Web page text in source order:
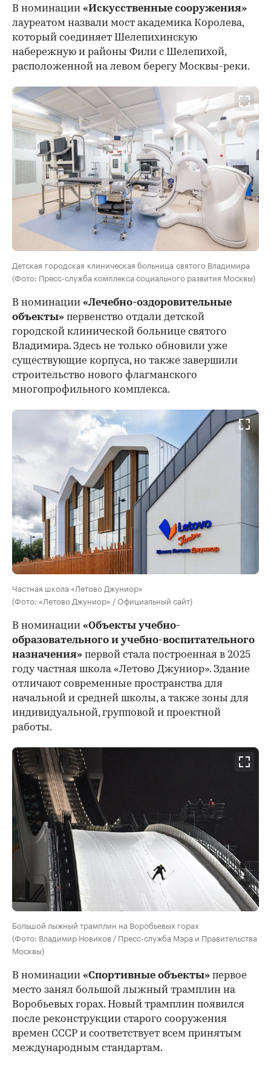
В номинации «Искусственные сооружения»
лауреатом назвали мост академика Королева,
который соединяет Шелепихинскую
набережную и районы Фили с Шелепихой,
расположенной на левом берегу Москвы-реки.
Детская городская клиническая больница святого Владимира
(Фото: Пресс-служба комплекса социального развития Москвы)
В номинации «Лечебно-оздоровительные
объекты» первенство отдали детской
городской клинической больнице святого
Владимира. Здесь не только обновили уже
существующие корпуса, но также завершили
строительство нового флагманского
многопрофильного комплекса.
Частная школа «Летово Джуниор»
(Фото: «Летово Джуниор» / Официальный сайт)
В номинации «Объекты учебно-
образовательного и учебно-воспитательного
назначения» первой стала построенная в 2025
году частная школа «Летово Джуниор». Здание
отличают современные пространства для
начальной и средней школы, а также зоны для
индивидуальной, групповой и проектной
работы.
Большой лыжный трамплин на Воробьевых горах
(Фото: Владимир Новиков / Пресс-служба Мэра и Правительства
Москвы)
В номинации «Спортивные объекты» первое
место занял большой лыжный трамплин на
Воробьевых горах. Новый трамплин появился
после реконструкции старого сооружения
времен СССР и соответствует всем принятым
международным стандартам.